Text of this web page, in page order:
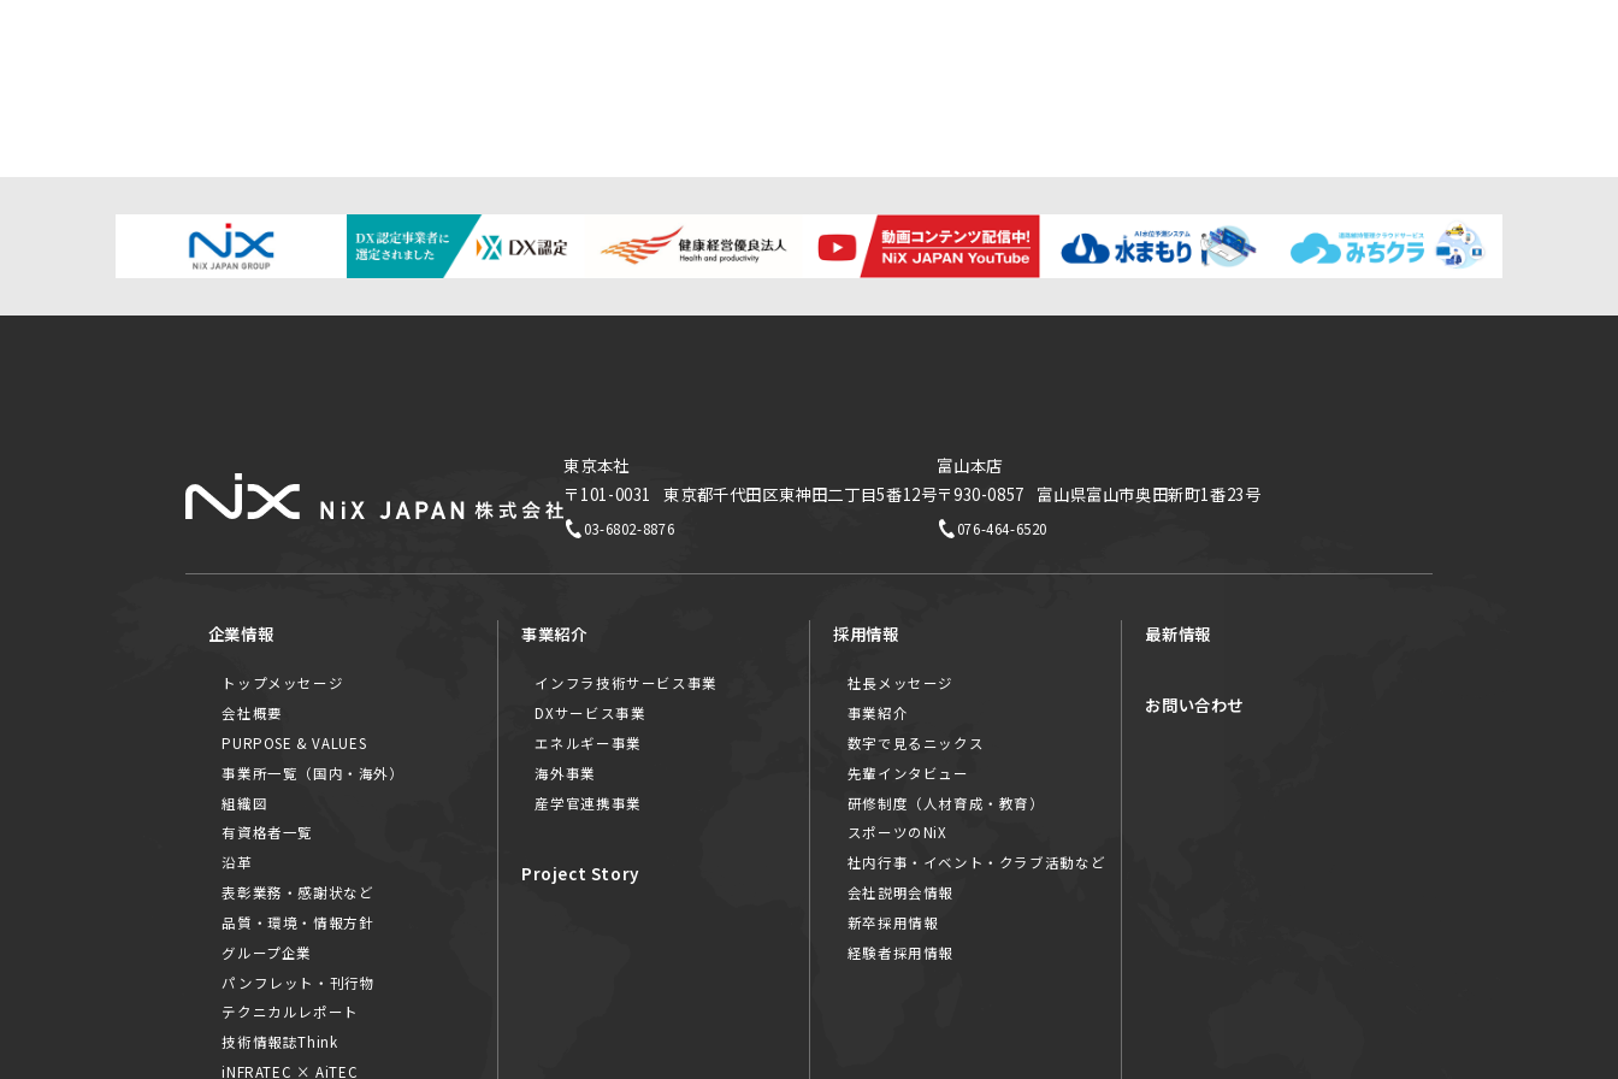
東京本社
〒101-0031
東京都千代田区東神田二丁目5番12号
03-6802-8876
富山本店
〒930-0857 富山県富山市奥田新町1番23号
076-464-6520
企業情報
トップメッセージ
会社概要
PURPOSE & VALUES
事業所一覧（国内・海外）
組織図
有資格者一覧
沿革
表彰業務・感謝状など
品質・環境・情報方針
グループ企業
パンフレット・刊行物
テクニカルレポート
技術情報誌Think
iNFRATEC × AiTEC
事業紹介
インフラ技術サービス事業
DXサービス事業
エネルギー事業
海外事業
産学官連携事業
Project Story
採用情報
社長メッセージ
事業紹介
数字で見るニックス
先輩インタビュー
研修制度（人材育成・教育）
スポーツのNiX
社内行事・イベント・クラブ活動など
会社説明会情報
新卒採用情報
経験者採用情報
最新情報
お問い合わせ